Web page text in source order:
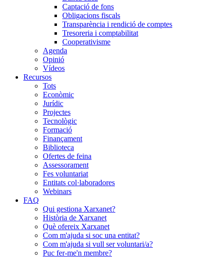
Captació de fons
Obligacions fiscals
Transparència i rendició de comptes
Tresoreria i comptabilitat
Cooperativisme
Agenda
Opinió
Vídeos
Recursos
Tots
Econòmic
Jurídic
Projectes
Tecnològic
Formació
Finançament
Biblioteca
Ofertes de feina
Assessorament
Fes voluntariat
Entitats col·laboradores
Webinars
FAQ
Qui gestiona Xarxanet?
Història de Xarxanet
Què ofereix Xarxanet
Com m'ajuda si soc una entitat?
Com m'ajuda si vull ser voluntari/a?
Puc fer-me'n membre?